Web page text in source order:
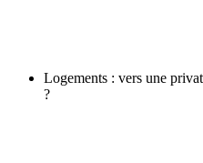
Logements : vers une
?